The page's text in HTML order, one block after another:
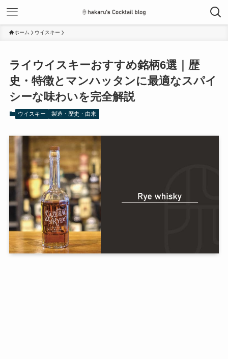
ホーム ウイスキー
ライウイスキーおすすめ銘柄6選｜歴
史・特徴とマンハッタンに最適なスパイ
シーな味わいを完全解説
ウイスキー 製造・歴史・由来